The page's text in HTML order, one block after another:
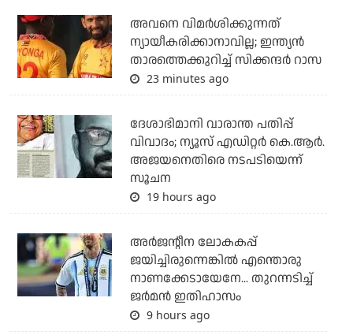
അവനെ വിമര്‍ശിക്കുന്നത്
ന്യായീകരിക്കാനാവില്ല; ഇന്ത്യന്‍
താരത്തെക്കുറിച്ച് സിക്കന്ദര്‍ റാസ
23 minutes ago
ദേശാഭിമാനി വാരാന്ത പതിപ്പ്
വിവാദം; ന്യൂസ് എഡിറ്റര്‍ കെ.ആര്‍.
അജയനെതിരെ നടപടിയെന്ന്
സൂചന
19 hours ago
അര്‍ജന്റീന ലോകകപ്പ്
ജയിച്ചിരുന്നെങ്കില്‍ എന്തൊരു
നാണക്കേടായേനേ... തുറന്നടിച്ച്
ജര്‍മന്‍ ഇതിഹാസം
9 hours ago